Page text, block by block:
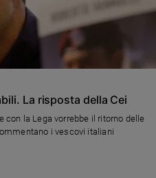
La risposta della Cei
con la Lega vorrebbe il ritorno delle
i vescovi italiani